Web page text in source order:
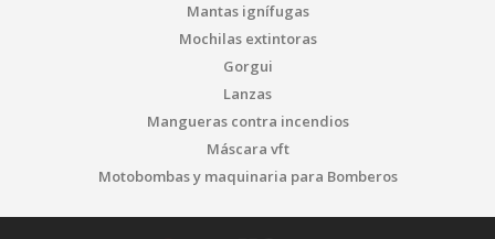
Mantas ignífugas
Mochilas extintoras
Gorgui
Lanzas
Mangueras contra incendios
Máscara vft
Motobombas y maquinaria para Bomberos